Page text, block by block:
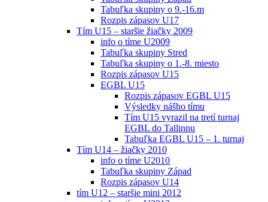
Tabuľka skupiny o 9.-16.m
Rozpis zápasov U17
Tím U15 – staršie žiačky 2009
info o tíme U2009
Tabuľka skupiny Stred
Tabuľka skupiny o 1.-8. miesto
Rozpis zápasov U15
EGBL U15
Rozpis zápasov EGBL U15
Výsledky nášho tímu
Tím U15 vyrazil na tretí turnaj
EGBL do Tallinnu
Tabuľka EGBL U15 – 1. turnaj
Tím U14 – žiačky 2010
info o tíme U2010
Tabuľka skupiny Západ
Rozpis zápasov U14
tím U12 – staršie mini 2012